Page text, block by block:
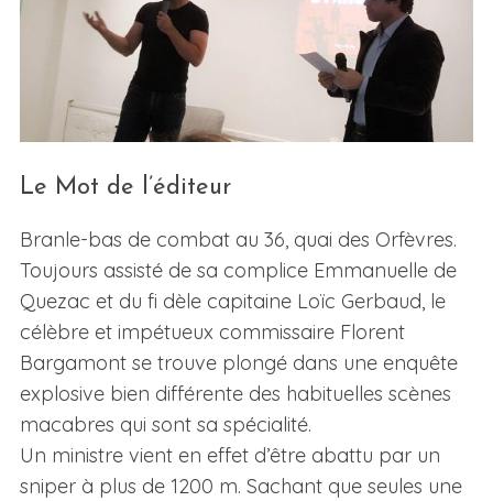
Le Mot de l’éditeur
Branle-bas de combat au 36, quai des Orfèvres.
Toujours assisté de sa complice Emmanuelle de
Quezac et du fi dèle capitaine Loïc Gerbaud, le
célèbre et impétueux commissaire Florent
Bargamont se trouve plongé dans une enquête
explosive bien différente des habituelles scènes
macabres qui sont sa spécialité.
Un ministre vient en effet d’être abattu par un
sniper à plus de 1200 m. Sachant que seules une